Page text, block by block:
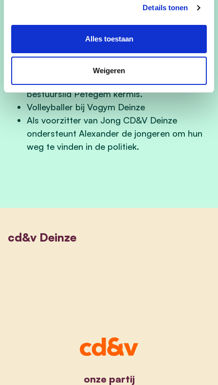
Details tonen
Alles toestaan
Weigeren
Alexander was als leider actief in KSA
bestuurslid Petegem kermis.
Volleyballer bij Vogym Deinze
Als voorzitter van Jong CD&V Deinze
ondersteunt Alexander de jongeren om hun
weg te vinden in de politiek.
cd&v Deinze
onze partij